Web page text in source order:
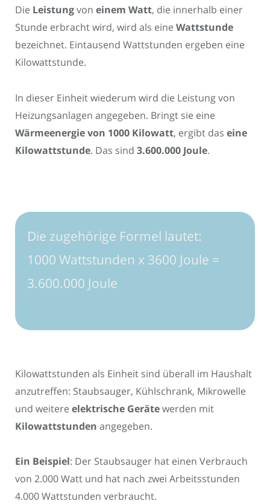
Die Leistungvon einem Watt, die innerhalb einer
Stunde erbracht wird, wird als eine Wattstunde
bezeichnet. Eintausend Wattstunden ergeben eine
Kilowattstunde.
In dieser Einheit wiederum wird die Leistung von
Heizungsanlagen angegeben. Bringt sie eine
Wärmeenergie von 1000 Kilowatt, ergibt das eine
Kilowattstunde. Das sind 3.600.000 Joule.
Die zugehörige Formel lautet:
1000 Wattstunden x 3600 Joule =
3.600.000 Joule
Kilowattstunden als Einheit sind überall im Haushalt
anzutreffen: Staubsauger, Kühlschrank, Mikrowelle
und weitere elektrische Gerätewerden mit
Kilowattstunden angegeben.
Ein Beispiel: Der Staubsauger hat einen Verbrauch
von 2.000 Watt und hat nach zwei Arbeitsstunden
4.000 Wattstunden verbraucht.